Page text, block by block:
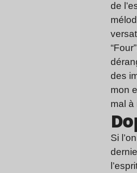
de
des
mon
mal à
Si